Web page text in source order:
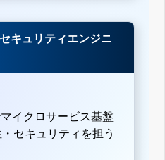
キュリティエンジニ
イクロサービス基盤
セキュリティを担う